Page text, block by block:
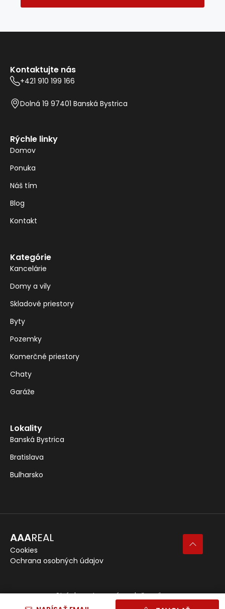
Kontaktujte nás
+421 910 199 166
Dolná 19 97401 Banská Bystrica
Rýchle linky
Domov
Ponuka
Náš tím
Blog
Kontakt
Kategórie
Kancelárie
Domy a vily
Skladové priestory
Byty
Pozemky
Komerčné priestory
Chaty
Garáže
Lokality
Banská Bystrica
Bratislava
Bulharsko
AAAREAL
Cookies
Ochrana osobných údajov
Stránka vytvorená spoločnosťou
Momentum Digital s. r. o.
2026